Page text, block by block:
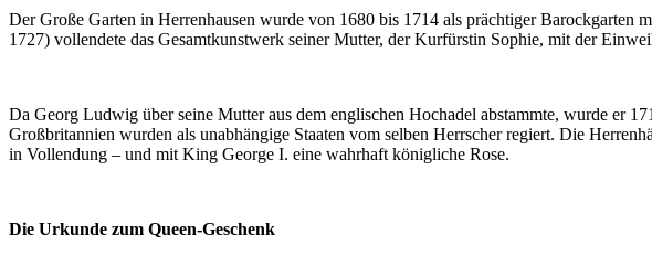
Der Große Garten in Herrenhausen wurde von 1680 bis 1714 als prächtiger
1727) vollendete das Gesamtkunstwerk seiner Mutter, der Kurfürstin Sophie, mit der
Da Georg Ludwig über seine Mutter aus dem englischen Hochadel abstammte, wurde er
Großbritannien wurden als unabhängige Staaten vom selben Herrscher regiert. Die
in Vollendung – und mit King George I. eine wahrhaft königliche Rose.
Die Urkunde zum Queen-Geschenk